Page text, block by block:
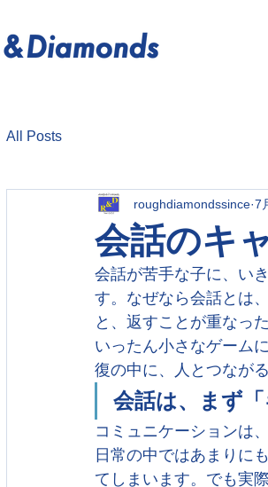
All Posts
会話のキ
roughdiamondssince 7
会話が苦手な子に、い
す。なぜなら会話とは
と、返すことが重なっ
いったん小さなゲーム
復の中に、人とつなが
会話は、まず
コミュニケーションは
日常の中ではあまりに
てしまいます。でも実